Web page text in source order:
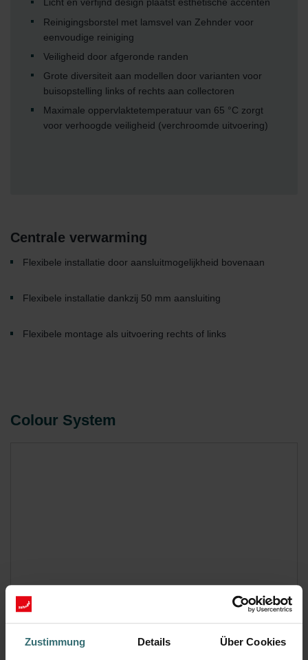
Zustimmung Details Über Cookies
Licht en verfijnd design plaatst esthetische accenten
Reinigingsborstel met lamsvel van Zehnder voor
eenvoudige reiniging
Veiligheid door afgeronde randen
Grote diversiteit aan modellen door varianten voor
buisopstelling links of rechts aan collectoren
Maximale oppervlaktetemperatuur van 65 °C zorgt
voor verhoogde veiligheid (verchroomde uitvoering)
Centrale verwarming
Flexibele installatie door aansluitmogelijkheid bovenaan
Flexibele installatie dankzij 50 mm aansluiting
Flexibele montage als uitvoering rechts of links
Colour System